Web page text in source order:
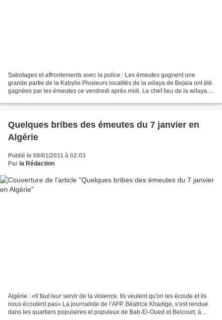
Sabotages et affrontements avec la police : Les émeutes gagnent une
grande partie de la Kabylie Plusieurs localités de la wilaya de Bejaia ont été
gagnées par les émeutes ce vendredi après midi. Le chef lieu de la wilaya a
Quelques bribes des émeutes du 7 janvier en
Algérie
Publié le 08/01/2011 à 02:03
Par la Rédaction
Algérie : «Il faut leur servir de la violence. Ils veulent qu'on les écoute et ils
nous écoutent pas» La journaliste de l’AFP, Béatrice Khadige, s’est rendue
dans les quartiers populaires et populeux de Bab-El-Oued et Belcourt, à